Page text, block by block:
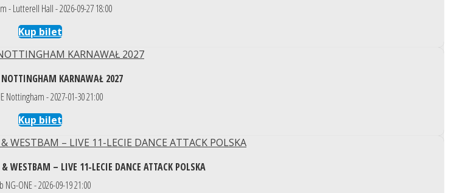
- Lutterell Hall - 2026-09-27 18:00
Kup bilet
KARNAWAŁ 2027
Nottingham - 2027-01-30 21:00
Kup bilet
WESTBAM – LIVE 11-LECIE DANCE ATTACK POLSKA
NG-ONE - 2026-09-19 21:00